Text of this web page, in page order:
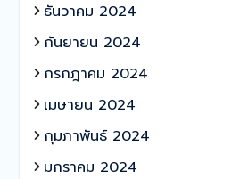
ธันวาคม 2024
กันยายน 2024
กรกฎาคม 2024
เมษายน 2024
กุมภาพันธ์ 2024
มกราคม 2024